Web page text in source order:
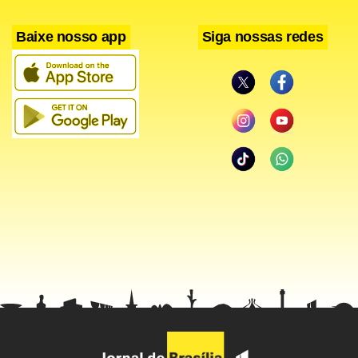
o PGMU custaria R$ 12 bilhões. Um dos itens que constam
do plano é o de telefonia fixa vinculado ao Bolsa Família,
que tem como público alvo 13 milhões de famílias que
Baixe nosso app Siga nossas redes